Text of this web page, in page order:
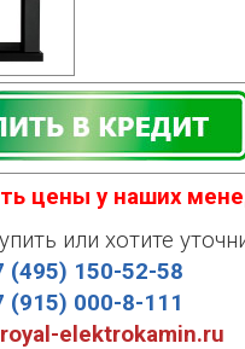
цены у наших
или хотите
(495) 150-52-58
(915) 000-8-111
elektrokamin.ru